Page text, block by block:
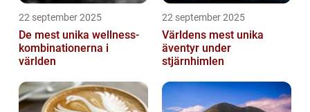
22 september 2025
De mest unika wellness-
kombinationerna i
världen
22 september 2025
Världens mest unika
äventyr under
stjärnhimlen